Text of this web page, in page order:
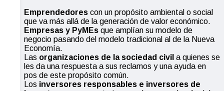
Emprendedores con un propósito ambiental o social
que va más allá de la generación de valor económico.
Empresas y PyMEs que amplían su modelo de
negocio pasando del modelo tradicional al de la Nueva
Economía.
Las organizaciones de la sociedad civil a quienes se
les da una respuesta a sus reclamos y una ayuda en
pos de este propósito común.
Los inversores responsables e inversores de